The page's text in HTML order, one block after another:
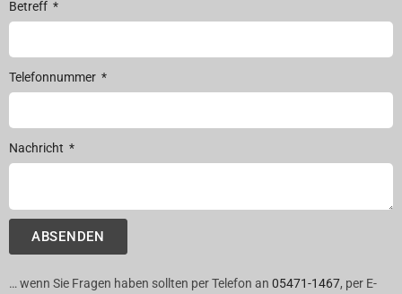
Betreff
Telefonnummer
Nachricht
ABSENDEN
… wenn Sie Fragen haben sollten per Telefon an 05471-1467, per E-